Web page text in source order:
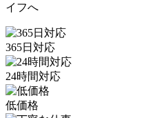
イフへ
365日対応
24時間対応
低価格